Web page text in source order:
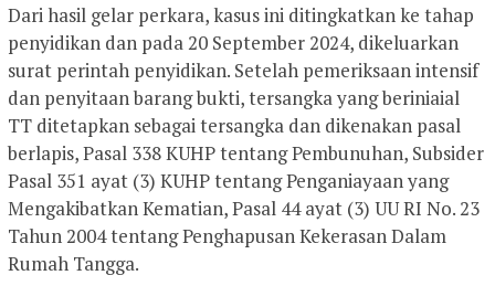
Dari hasil gelar perkara, kasus ini ditingkatkan ke tahap
penyidikan dan pada 20 September 2024, dikeluarkan
surat perintah penyidikan. Setelah pemeriksaan intensif
dan penyitaan barang bukti, tersangka yang beriniaial
TT ditetapkan sebagai tersangka dan dikenakan pasal
berlapis, Pasal 338 KUHP tentang Pembunuhan, Subsider
Pasal 351 ayat (3) KUHP tentang Penganiayaan yang
Mengakibatkan Kematian, Pasal 44 ayat (3) UU RI No. 23
Tahun 2004 tentang Penghapusan Kekerasan Dalam
Rumah Tangga.